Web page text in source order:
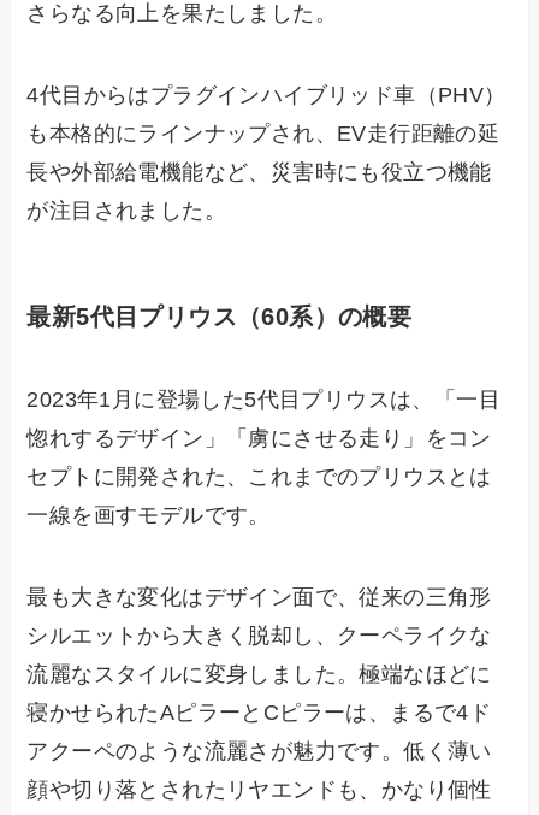
さらなる向上を果たしました。
4代目からはプラグインハイブリッド車（PHV）
も本格的にラインナップされ、EV走行距離の延
長や外部給電機能など、災害時にも役立つ機能
が注目されました。
最新5代目プリウス（60系）の概要
2023年1月に登場した5代目プリウスは、「一目
惚れするデザイン」「虜にさせる走り」をコン
セプトに開発された、これまでのプリウスとは
一線を画すモデルです。
最も大きな変化はデザイン面で、従来の三角形
シルエットから大きく脱却し、クーペライクな
流麗なスタイルに変身しました。極端なほどに
寝かせられたAピラーとCピラーは、まるで4ド
アクーペのような流麗さが魅力です。低く薄い
顔や切り落とされたリヤエンドも、かなり個性